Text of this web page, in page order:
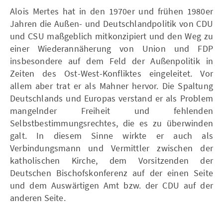
Alois Mertes hat in den 1970er und frühen 1980er
Jahren die Außen- und Deutschlandpolitik von CDU
und CSU maßgeblich mitkonzipiert und den Weg zu
einer Wiederannäherung von Union und FDP
insbesondere auf dem Feld der Außenpolitik in
Zeiten des Ost-West-Konfliktes eingeleitet. Vor
allem aber trat er als Mahner hervor. Die Spaltung
Deutschlands und Europas verstand er als Problem
mangelnder Freiheit und fehlenden
Selbstbestimmungsrechtes, die es zu überwinden
galt. In diesem Sinne wirkte er auch als
Verbindungsmann und Vermittler zwischen der
katholischen Kirche, dem Vorsitzenden der
Deutschen Bischofskonferenz auf der einen Seite
und dem Auswärtigen Amt bzw. der CDU auf der
anderen Seite.